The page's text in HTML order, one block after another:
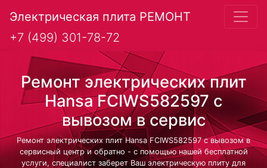
Электрическая плита РЕМОНТ
+7 (499) 301-78-72
Ремонт электрических плит
Hansa FCIWS582597 с
вывозом в сервис
Ремонт электрических плит Hansa FCIWS582597 с вывозом в
сервисный центр и обратно - с помощью нашей бесплатной
услуги, специалист заберет Ваш электрическую плиту для